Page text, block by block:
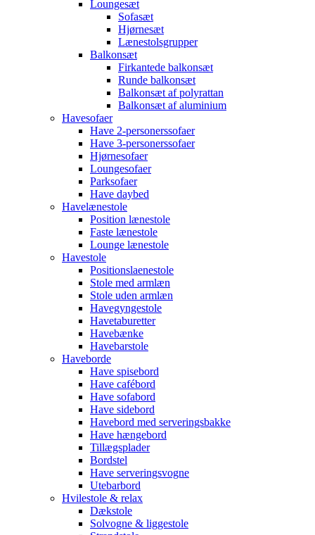
Loungesæt
Sofasæt
Hjørnesæt
Lænestolsgrupper
Balkonsæt
Firkantede balkonsæt
Runde balkonsæt
Balkonsæt af polyrattan
Balkonsæt af aluminium
Havesofaer
Have 2-personerssofaer
Have 3-personerssofaer
Hjørnesofaer
Loungesofaer
Parksofaer
Have daybed
Havelænestole
Position lænestole
Faste lænestole
Lounge lænestole
Havestole
Positionslaenestole
Stole med armlæn
Stole uden armlæn
Havegyngestole
Havetaburetter
Havebænke
Havebarstole
Haveborde
Have spisebord
Have cafébord
Have sofabord
Have sidebord
Havebord med serveringsbakke
Have hængebord
Tillægsplader
Bordstel
Have serveringsvogne
Utebarbord
Hvilestole & relax
Dækstole
Solvogne & liggestole